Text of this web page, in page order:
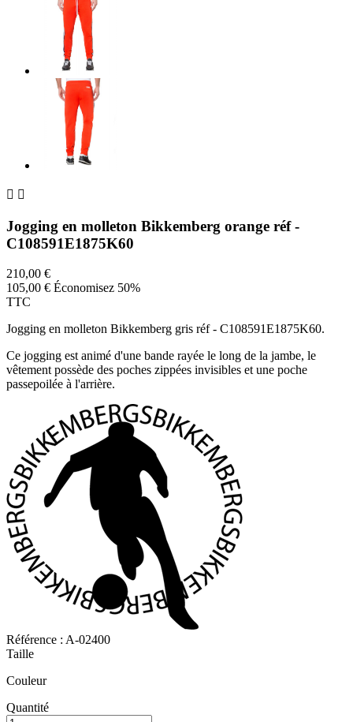
 
Jogging en molleton Bikkemberg orange réf -
C108591E1875K60
210,00 €
105,00 € Économisez 50%
TTC
Jogging en molleton Bikkemberg gris réf - C108591E1875K60.
Ce jogging est animé d'une bande rayée le long de la jambe, le
vêtement possède des poches zippées invisibles et une poche
passepoilée à l'arrière.
Référence : A-02400
Taille
Couleur
Quantité